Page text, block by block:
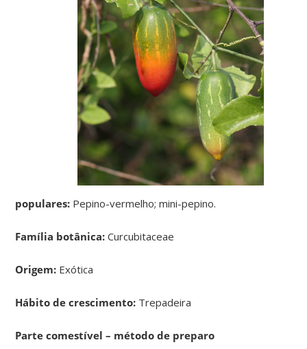
populares: Pepino-vermelho; mini-pepino.
Família botânica: Curcubitaceae
Origem: Exótica
Hábito de crescimento: Trepadeira
Parte comestível – método de preparo